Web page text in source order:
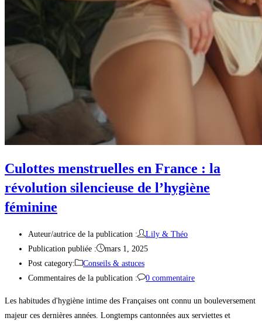
Culottes menstruelles en France : la
révolution silencieuse de l’hygiène
féminine
Auteur/autrice de la publication :
Lily & Théo
Publication publiée :
mars 1, 2025
Post category:
Conseils & astuces
Commentaires de la publication :
0 commentaire
Les habitudes d'hygiène intime des Françaises ont connu un bouleversement
majeur ces dernières années. Longtemps cantonnées aux serviettes et